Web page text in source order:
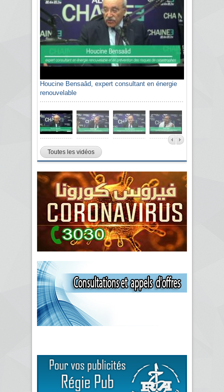
Houcine Bensaâd, expert consultant en énergie
renouvelable
Toutes les vidéos